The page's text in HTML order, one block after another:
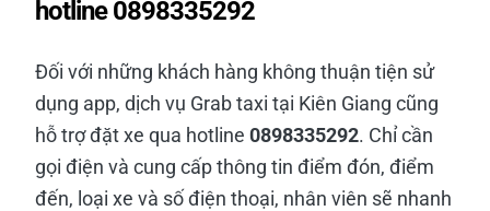
hotline 0898335292
Đối với những khách hàng không thuận tiện sử
dụng app, dịch vụ Grab taxi tại Kiên Giang cũng
hỗ trợ đặt xe qua hotline 0898335292. Chỉ cần
gọi điện và cung cấp thông tin điểm đón, điểm
đến, loại xe và số điện thoại, nhân viên sẽ nhanh